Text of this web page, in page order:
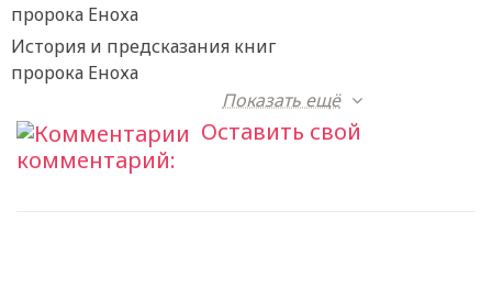
История и предсказания книг
пророка Еноха
Показать ещё
Оставить свой
комментарий: